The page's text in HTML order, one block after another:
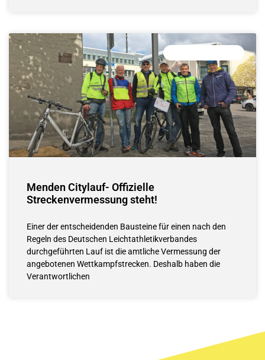
Menden Citylauf- Offizielle
Streckenvermessung steht!
Einer der entscheidenden Bausteine für einen nach den
Regeln des Deutschen Leichtathletikverbandes
durchgeführten Lauf ist die amtliche Vermessung der
angebotenen Wettkampfstrecken. Deshalb haben die
Verantwortlichen